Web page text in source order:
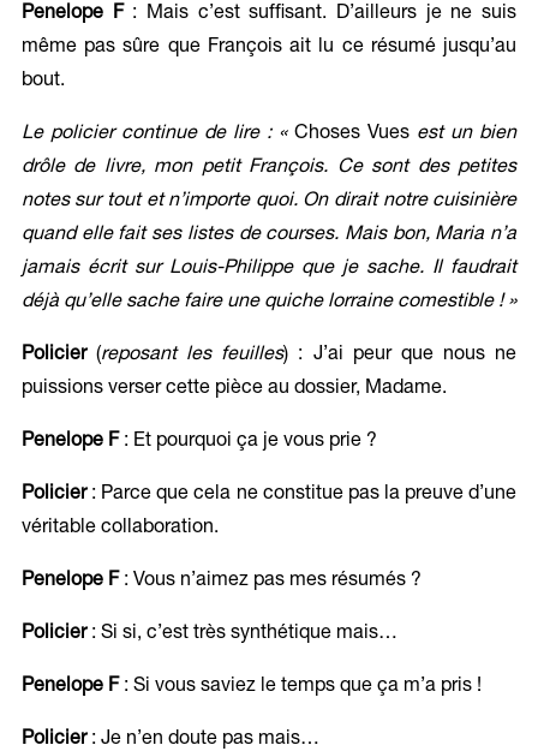
Penelope F: Mais c’est suffisant. D’ailleurs je ne suis
même pas sûre que François ait lu ce résumé jusqu’au
bout.
Le policier continue de lire : «Choses Vues est un bien
drôle de livre, mon petit François. Ce sont des petites
notes sur tout et n’importe quoi. On dirait notre cuisinière
quand elle fait ses listes de courses. Mais bon, Maria n’a
jamais écrit sur Louis-Philippe que je sache. Il faudrait
déjà qu’elle sache faire une quiche lorraine comestible ! »
Policier(reposant les feuilles) : J’ai peur que nous ne
puissions verser cette pièce au dossier, Madame.
Penelope F: Et pourquoi ça je vous prie ?
Policier: Parce que cela ne constitue pas la preuve d’une
véritable collaboration.
Penelope F : Vous n’aimez pas mes résumés ?
Policier: Si si, c’est très synthétique mais…
Penelope F: Si vous saviez le temps que ça m’a pris !
Policier: Je n’en doute pas mais…